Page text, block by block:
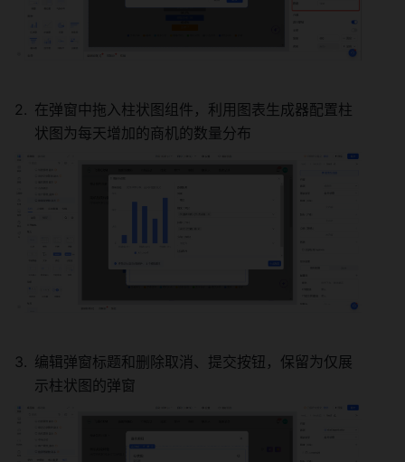
在弹窗中拖入柱状图组件，利用图表生成器配置柱
状图为每天增加的商机的数量分布
编辑弹窗标题和删除取消、提交按钮，保留为仅展
示柱状图的弹窗